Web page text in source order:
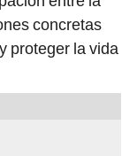
concretas
proteger la vida